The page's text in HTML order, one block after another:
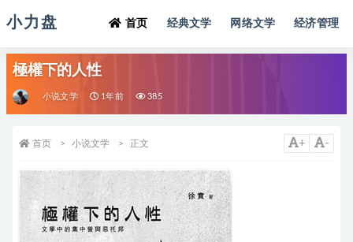
小力盘 首页 经典文学 网络文学 经济管理
極權下的人性
小说文学 1年前 385
+ -
首页 小说文学 正文